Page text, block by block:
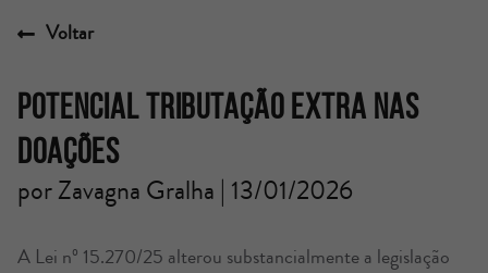
Voltar
POTENCIAL TRIBUTAÇÃO EXTRA NAS
DOAÇÕES
por Zavagna Gralha | 13/01/2026
A Lei nº 15.270/25 alterou substancialmente a legislação